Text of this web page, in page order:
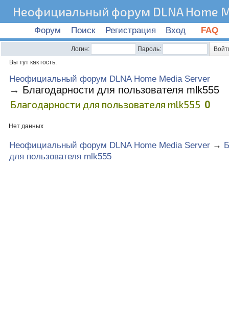
Неофициальный форум DLNA Home
Форум Поиск Регистрация Вход FAQ
Логин:
Пароль:
Вы тут как гость.
Неофициальный форум DLNA Home Media Server
→ Благодарности для пользователя mlk555
Благодарности для пользователя mlk555 0
Нет данных
Неофициальный форум DLNA Home Media Server →
для пользователя mlk555